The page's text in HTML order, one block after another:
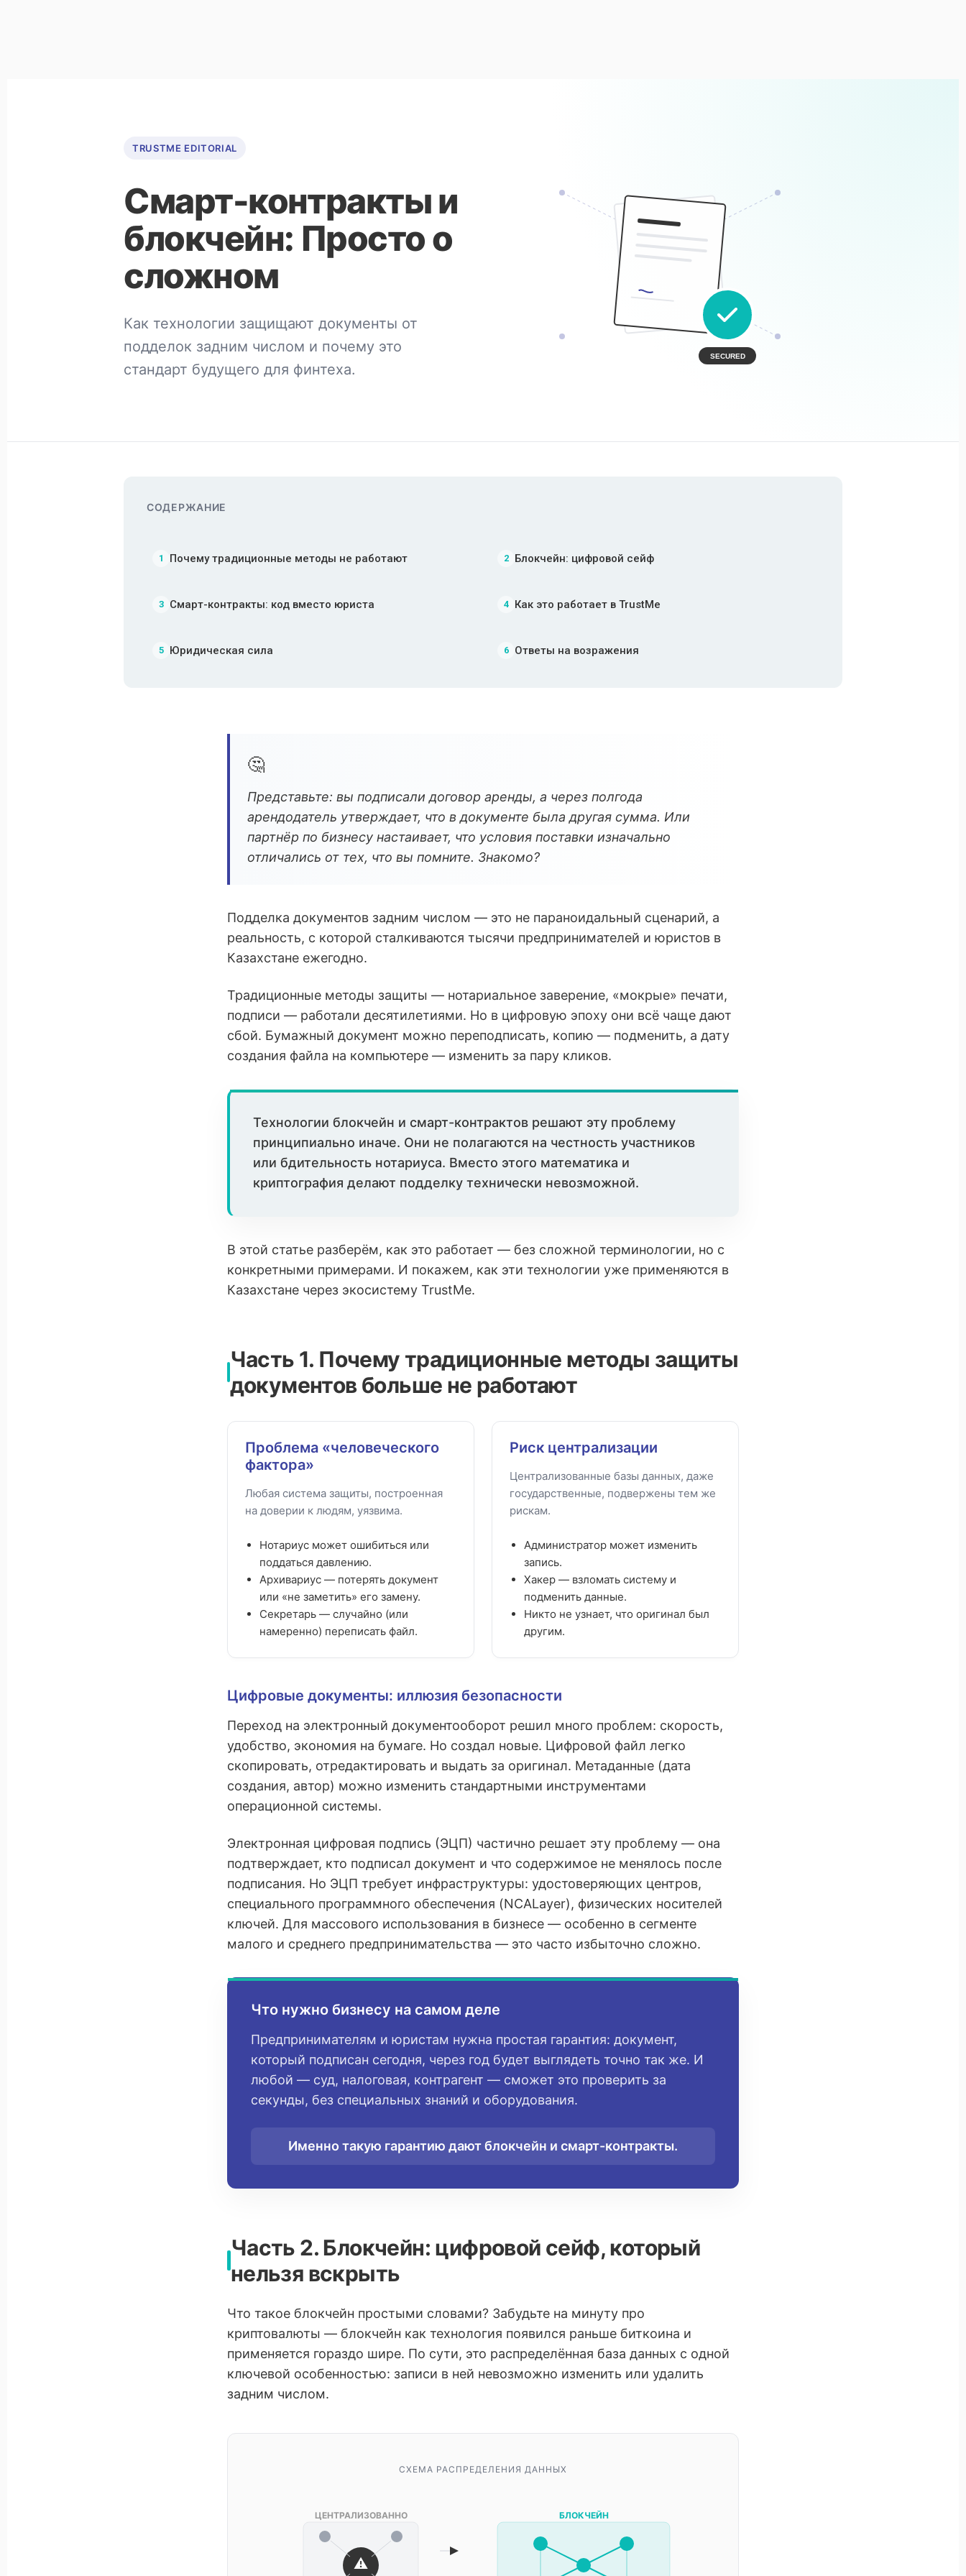
TRUSTME EDITORIAL
Смарт-контракты и
блокчейн: Просто о
сложном
Как технологии защищают документы от
подделок задним числом и почему это
стандарт будущего для финтеха.
SECURED
СОДЕРЖАНИЕ
1 Почему традиционные методы не работают 2 Блокчейн: цифровой сейф
3 Смарт-контракты: код вместо юриста 4 Как это работает в TrustMe
5 Юридическая сила 6 Ответы на возражения
🤔
Представьте: вы подписали договор аренды, а через полгода
арендодатель утверждает, что в документе была другая сумма. Или
партнёр по бизнесу настаивает, что условия поставки изначально
отличались от тех, что вы помните. Знакомо?
Подделка документов задним числом — это не параноидальный сценарий, а
реальность, с которой сталкиваются тысячи предпринимателей и юристов в
Казахстане ежегодно.
Традиционные методы защиты — нотариальное заверение, «мокрые» печати,
подписи — работали десятилетиями. Но в цифровую эпоху они всё чаще дают
сбой. Бумажный документ можно переподписать, копию — подменить, а дату
создания файла на компьютере — изменить за пару кликов.
Технологии блокчейн и смарт-контрактов решают эту проблему
принципиально иначе. Они не полагаются на честность участников
или бдительность нотариуса. Вместо этого математика и
криптография делают подделку технически невозможной.
В этой статье разберём, как это работает — без сложной терминологии, но с
конкретными примерами. И покажем, как эти технологии уже применяются в
Казахстане через экосистему TrustMe.
Часть 1. Почему традиционные методы защиты
документов больше не работают
Проблема «человеческого
фактора»
Любая система защиты, построенная
на доверии к людям, уязвима.
Нотариус может ошибиться или
поддаться давлению.
Архивариус — потерять документ
или «не заметить» его замену.
Секретарь — случайно (или
намеренно) переписать файл.
Риск централизации
Централизованные базы данных, даже
государственные, подвержены тем же
рискам.
Администратор может изменить
запись.
Хакер — взломать систему и
подменить данные.
Никто не узнает, что оригинал был
другим.
Цифровые документы: иллюзия безопасности
Переход на электронный документооборот решил много проблем: скорость,
удобство, экономия на бумаге. Но создал новые. Цифровой файл легко
скопировать, отредактировать и выдать за оригинал. Метаданные (дата
создания, автор) можно изменить стандартными инструментами
операционной системы.
Электронная цифровая подпись (ЭЦП) частично решает эту проблему — она
подтверждает, кто подписал документ и что содержимое не менялось после
подписания. Но ЭЦП требует инфраструктуры: удостоверяющих центров,
специального программного обеспечения (NCALayer), физических носителей
ключей. Для массового использования в бизнесе — особенно в сегменте
малого и среднего предпринимательства — это часто избыточно сложно.
Что нужно бизнесу на самом деле
Предпринимателям и юристам нужна простая гарантия: документ,
который подписан сегодня, через год будет выглядеть точно так же. И
любой — суд, налоговая, контрагент — сможет это проверить за
секунды, без специальных знаний и оборудования.
Именно такую гарантию дают блокчейн и смарт-контракты.
Часть 2. Блокчейн: цифровой сейф, который
нельзя вскрыть
Что такое блокчейн простыми словами? Забудьте на минуту про
криптовалюты — блокчейн как технология появился раньше биткоина и
применяется гораздо шире. По сути, это распределённая база данных с одной
ключевой особенностью: записи в ней невозможно изменить или удалить
задним числом.
СХЕМА РАСПРЕДЕЛЕНИЯ ДАННЫХ
ЦЕНТРАЛИЗОВАННО
⚠️
БЛОКЧЕЙН